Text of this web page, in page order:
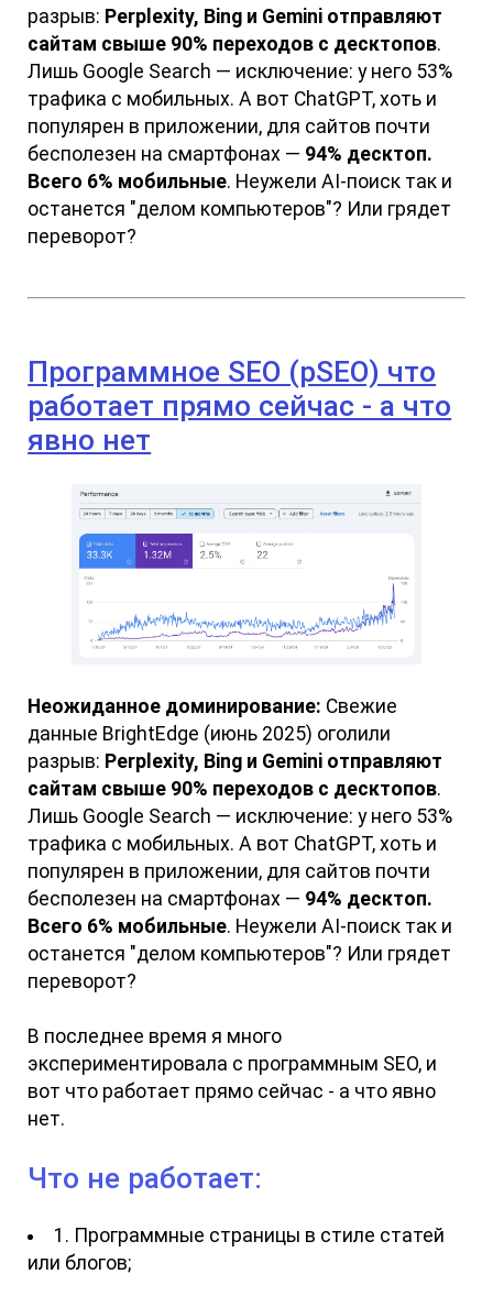
разрыв: Perplexity, Bing и Gemini отправляют
сайтам свыше 90% переходов с десктопов.
Лишь Google Search — исключение: у него 53%
трафика с мобильных. А вот ChatGPT, хоть и
популярен в приложении, для сайтов почти
бесполезен на смартфонах — 94% десктоп.
Всего 6% мобильные. Неужели AI-поиск так и
останется "делом компьютеров"? Или грядет
переворот?
Программное SEO (pSEO) что
работает прямо сейчас - а что
явно нет
Неожиданное доминирование: Свежие
данные BrightEdge (июнь 2025) оголили
разрыв: Perplexity, Bing и Gemini отправляют
сайтам свыше 90% переходов с десктопов.
Лишь Google Search — исключение: у него 53%
трафика с мобильных. А вот ChatGPT, хоть и
популярен в приложении, для сайтов почти
бесполезен на смартфонах — 94% десктоп.
Всего 6% мобильные. Неужели AI-поиск так и
останется "делом компьютеров"? Или грядет
переворот?
В последнее время я много
экспериментировала с программным SEO, и
вот что работает прямо сейчас - а что явно
нет.
Что не работает:
1. Программные страницы в стиле статей
или блогов;